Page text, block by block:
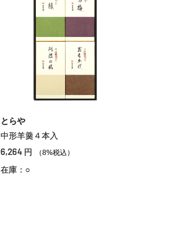
とらや
中形羊羹４本入
6,264 円 （8%税込）
在庫：○